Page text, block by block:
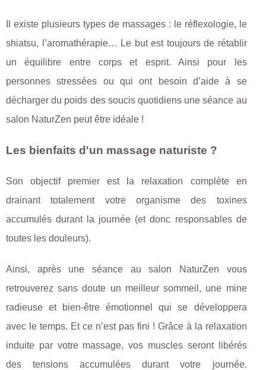
Il existe plusieurs types de massages : le réflexologie, le
shiatsu, l’aromathérapie… Le but est toujours de rétablir
un équilibre entre corps et esprit. Ainsi pour les
personnes stressées ou qui ont besoin d’aide à se
décharger du poids des soucis quotidiens une séance au
salon NaturZen peut être idéale !
Les bienfaits d'un massage naturiste ?
Son objectif premier est la relaxation complète en
drainant totalement votre organisme des toxines
accumulés durant la journée (et donc responsables de
toutes les douleurs).
Ainsi, après une séance au salon NaturZen vous
retrouverez sans doute un meilleur sommeil, une mine
radieuse et bien-être émotionnel qui se développera
avec le temps. Et ce n’est pas fini ! Grâce à la relaxation
induite par votre massage, vos muscles seront libérés
des tensions accumulées durant votre journée.